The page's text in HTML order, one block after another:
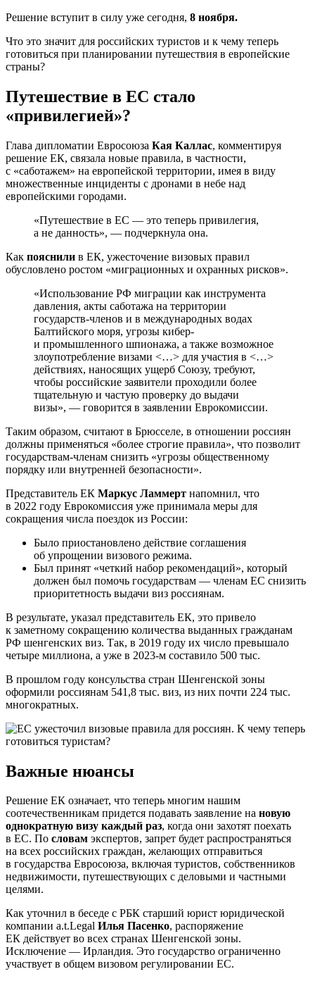
Решение вступит в силу уже сегодня, 8 ноября.
Что это значит для российских туристов и к чему теперь
готовиться при планировании путешествия в европейские
страны?
Путешествие в ЕС стало
«привилегией»?
Глава дипломатии Евросоюза Кая Каллас, комментируя
решение ЕК, связала новые правила, в частности,
с «саботажем» на европейской территории, имея в виду
множественные инциденты с дронами в небе над
европейскими городами.
«Путешествие в ЕС — это теперь привилегия,
а не данность», — подчеркнула она.
Как пояснили в ЕК, ужесточение визовых правил
обусловлено ростом «миграционных и охранных рисков».
«Использование РФ миграции как инструмента
давления, акты саботажа на территории
государств-членов и в международных водах
Балтийского моря, угрозы кибер-
и промышленного шпионажа, а также возможное
злоупотребление визами <…> для участия в <…>
действиях, наносящих ущерб Союзу, требуют,
чтобы российские заявители проходили более
тщательную и частую проверку до выдачи
визы», — говорится в заявлении Еврокомиссии.
Таким образом, считают в Брюсселе, в отношении россиян
должны применяться «более строгие правила», что позволит
государствам-членам снизить «угрозы общественному
порядку или внутренней безопасности».
Представитель ЕК Маркус Ламмерт напомнил, что
в 2022 году Еврокомиссия уже принимала меры для
сокращения числа поездок из России:
Было приостановлено действие соглашения
об упрощении визового режима.
Был принят «четкий набор рекомендаций», который
должен был помочь государствам — членам ЕС снизить
приоритетность выдачи виз россиянам.
В результате, указал представитель ЕК, это привело
к заметному сокращению количества выданных гражданам
РФ шенгенских виз. Так, в 2019 году их число превышало
четыре миллиона, а уже в 2023-м составило 500 тыс.
В прошлом году консульства стран Шенгенской зоны
оформили россиянам 541,8 тыс. виз, из них почти 224 тыс.
многократных.
Важные нюансы
Решение ЕК означает, что теперь многим нашим
соотечественникам придется подавать заявление на новую
однократную визу каждый раз, когда они захотят поехать
в ЕС. По словам экспертов, запрет будет распространяться
на всех российских граждан, желающих отправиться
в государства Евросоюза, включая туристов, собственников
недвижимости, путешествующих с деловыми и частными
целями.
Как уточнил в беседе с РБК старший юрист юридической
компании a.t.Legal Илья Пасенко, распоряжение
ЕК действует во всех странах Шенгенской зоны.
Исключение — Ирландия. Это государство ограниченно
участвует в общем визовом регулировании ЕС.